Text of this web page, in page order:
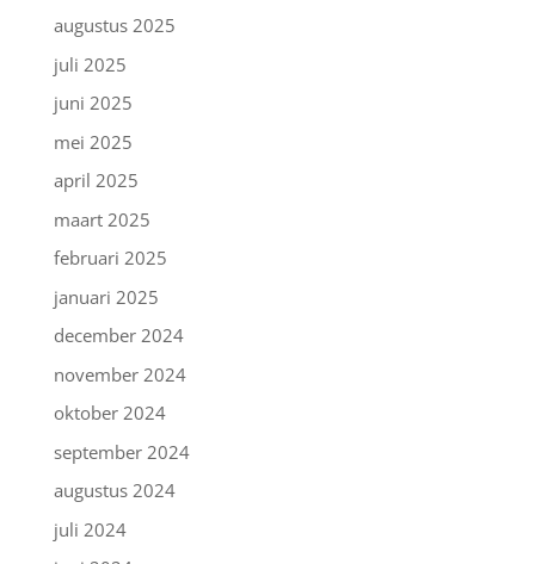
augustus 2025
juli 2025
juni 2025
mei 2025
april 2025
maart 2025
februari 2025
januari 2025
december 2024
november 2024
oktober 2024
september 2024
augustus 2024
juli 2024